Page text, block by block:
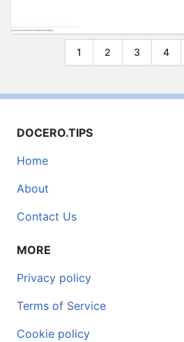
1 2 3 4
DOCERO.TIPS
Home
About
Contact Us
MORE
Privacy policy
Terms of Service
Cookie policy